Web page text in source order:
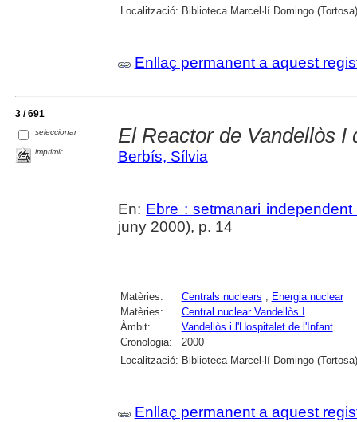
Localització: Biblioteca Marcel·lí Domingo (Tortosa)
Enllaç permanent a aquest
3 / 691
seleccionar
imprimir
El Reactor de Vandellòs I
Berbís, Sílvia
En: Ebre : setmanari
juny 2000), p. 14
Matèries: Centrals nuclears ; Energia nuclear
Matèries:
Central nuclear Vandellòs I
Àmbit:
Vandellòs i l'Hospitalet de l'Infant
Cronologia:
2000
Localització: Biblioteca Marcel·lí Domingo (Tortosa)
Enllaç permanent a aquest